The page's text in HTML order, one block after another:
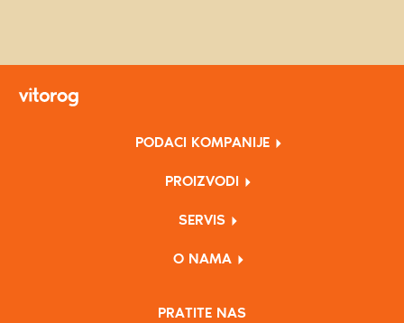
PODACI KOMPANIJE
PROIZVODI
SERVIS
O NAMA
PRATITE NAS